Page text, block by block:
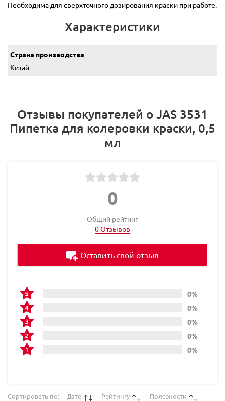
Необходима для сверхточного дозирования краски при работе.
Характеристики
Страна производства
Китай
Отзывы покупателей о JAS 3531
Пипетка для колеровки краски, 0,5
мл
0
Общий рейтинг
0 Отзывов
0%
0%
0%
0%
0%
Оставить свой отзыв
Сортировать по: Дате Рейтингу Полезности